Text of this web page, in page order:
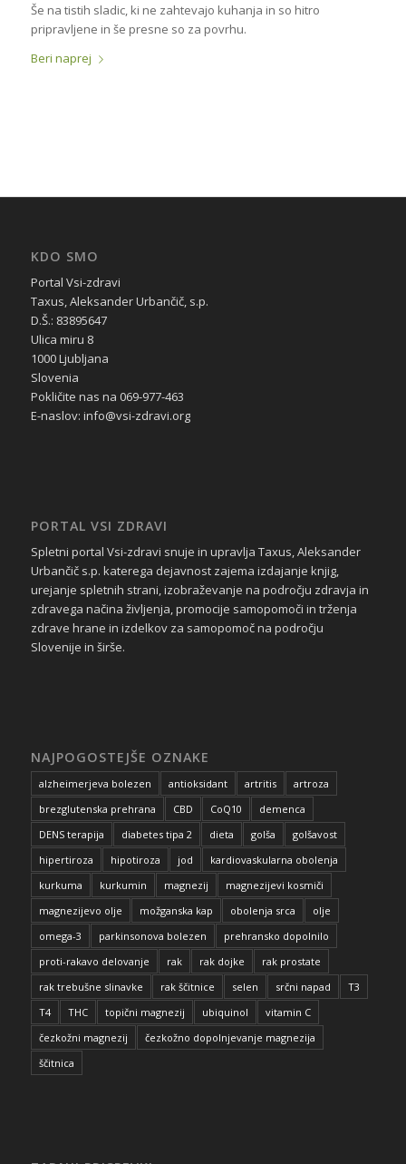
Še na tistih sladic, ki ne zahtevajo kuhanja in so hitro
pripravljene in še presne so za povrhu.
Beri naprej
KDO SMO
Portal Vsi-zdravi
Taxus, Aleksander Urbančič, s.p.
D.Š.: 83895647
Ulica miru 8
1000 Ljubljana
Slovenia
Pokličite nas na 069-977-463
E-naslov: info@vsi-zdravi.org
PORTAL VSI ZDRAVI
Spletni portal Vsi-zdravi snuje in upravlja Taxus, Aleksander
Urbančič s.p. katerega dejavnost zajema izdajanje knjig,
urejanje spletnih strani, izobraževanje na področju zdravja in
zdravega načina življenja, promocije samopomoči in trženja
zdrave hrane in izdelkov za samopomoč na področju
Slovenije in širše.
NAJPOGOSTEJŠE OZNAKE
alzheimerjeva bolezen antioksidant artritis
artroza
brezglutenska prehrana
CBD CoQ10
demenca
DENS terapija
diabetes tipa 2 dieta golša
golšavost
hipertiroza
hipotiroza jod
kardiovaskularna obolenja
kurkuma
kurkumin magnezij
magnezijevi kosmiči
magnezijevo olje
možganska kap obolenja srca
olje
omega-3
parkinsonova bolezen
prehransko dopolnilo
proti-rakavo delovanje
rak rak dojke
rak prostate
rak trebušne slinavke
rak ščitnice selen srčni napad
T3
T4
THC topični magnezij ubiquinol
vitamin C
čezkožni magnezij
čezkožno dopolnjevanje magnezija
ščitnica